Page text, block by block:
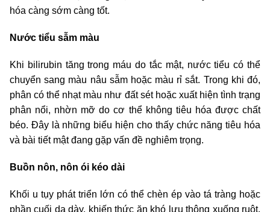
hóa càng sớm càng tốt.
Nước tiểu sẫm màu
Khi bilirubin tăng trong máu do tắc mật, nước tiểu có thể
chuyển sang màu nâu sẫm hoặc màu rỉ sắt. Trong khi đó,
phân có thể nhạt màu như đất sét hoặc xuất hiện tình trạng
phân nổi, nhờn mỡ do cơ thể không tiêu hóa được chất
béo. Đây là những biểu hiện cho thấy chức năng tiêu hóa
và bài tiết mật đang gặp vấn đề nghiêm trọng.
Buồn nôn, nôn ói kéo dài
Khối u tụy phát triển lớn có thể chèn ép vào tá tràng hoặc
phần cuối dạ dày, khiến thức ăn khó lưu thông xuống ruột.